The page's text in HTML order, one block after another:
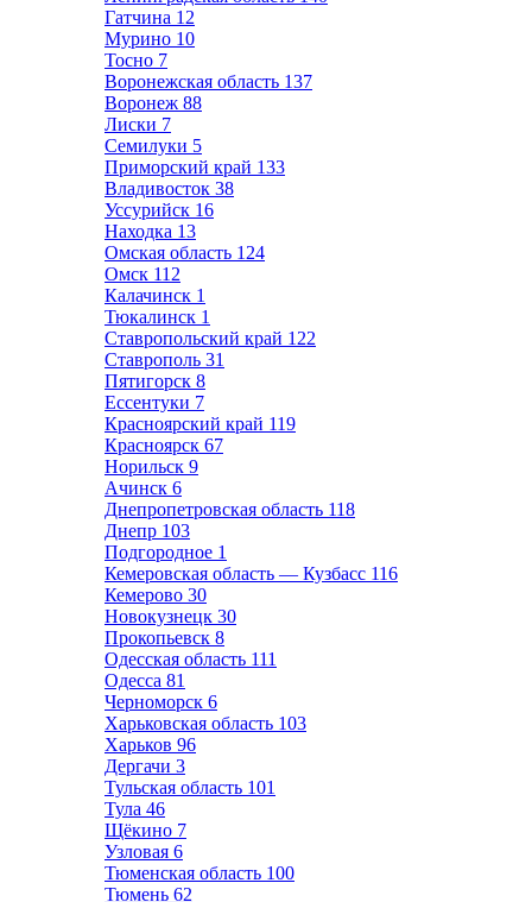
Гатчина 12
Мурино 10
Тосно 7
Воронежская область 137
Воронеж 88
Лиски 7
Семилуки 5
Приморский край 133
Владивосток 38
Уссурийск 16
Находка 13
Омская область 124
Омск 112
Калачинск 1
Тюкалинск 1
Ставропольский край 122
Ставрополь 31
Пятигорск 8
Ессентуки 7
Красноярский край 119
Красноярск 67
Норильск 9
Ачинск 6
Днепропетровская область 118
Днепр 103
Подгородное 1
Кемеровская область — Кузбасс 116
Кемерово 30
Новокузнецк 30
Прокопьевск 8
Одесская область 111
Одесса 81
Черноморск 6
Харьковская область 103
Харьков 96
Дергачи 3
Тульская область 101
Тула 46
Щёкино 7
Узловая 6
Тюменская область 100
Тюмень 62